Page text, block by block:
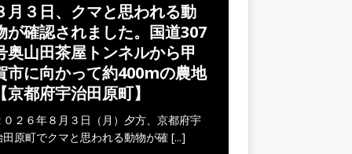
月３日、クマと思われる動
が確認されました。国道307
奥山田茶屋トンネルから甲
市に向かって約400mの農地
京都府宇治田原町】
０２６年８月３日（月）夕方、京都府宇
田原町でクマと思われる動物が確 [...]